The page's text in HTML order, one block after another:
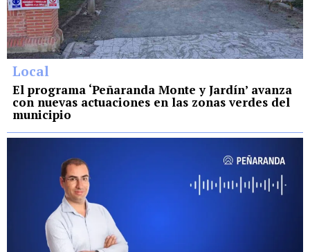
Local
El programa ‘Peñaranda Monte y Jardín’ avanza
con nuevas actuaciones en las zonas verdes del
municipio